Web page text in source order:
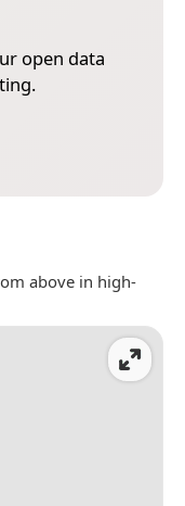
open data
above in high-